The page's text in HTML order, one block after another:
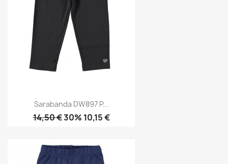
Sarabanda DW897 P...
14,50 €30% 10,15 €